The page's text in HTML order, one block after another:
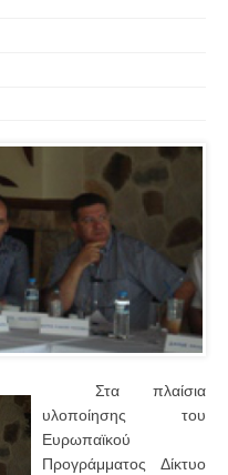
Στα πλαίσια
υλοποίησης του
Ευρωπαϊκού
Προγράμματος Δίκτυο